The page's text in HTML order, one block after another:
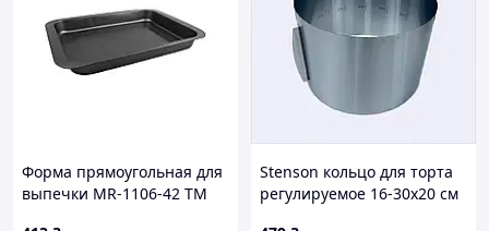
Форма прямоугольная для
выпечки MR-1106-42 ТМ
Stenson кольцо для торта
регулируемое 16-30х20 см